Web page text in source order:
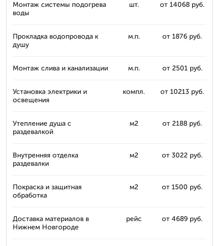
Монтаж системы подогрева
воды
шт. от 14068 руб.
Прокладка водопровода к
душу
м.п. от 1876 руб.
Монтаж слива и канализации м.п. от 2501 руб.
Установка электрики и
освещения
компл. от 10213 руб.
Утепление душа с
раздевалкой
м2 от 2188 руб.
Внутренняя отделка
раздевалки
м2 от 3022 руб.
Покраска и защитная
обработка
м2 от 1500 руб.
Доставка материалов в
Нижнем Новгороде
рейс от 4689 руб.